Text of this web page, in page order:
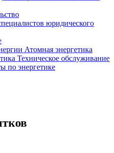
юридического
Атомная энергетика
Техническое обслуживание
по энергетике